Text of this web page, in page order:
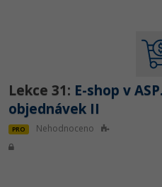
Lekce 31: E-shop v
objednávek II
PRO Nehodnoceno